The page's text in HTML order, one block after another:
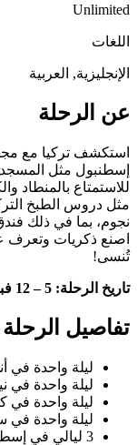
Unlimited
اللغات
الإنجليزية, العربية
عن الرحلة
استكشف تركيا مع
إسطنبول مثل المسجد
للاستمتاع بالمنطاد
نجوم، بما في ذلك
اصنع ذكريات وتعرف
تُنسى!
تاريخ الرحلة: 5 – 12 فبراير
تفاصيل الرحلة
ليلة واحدة في
ليلة واحدة في
ليلة واحدة في
ليلة واحدة في
3 ليالي في إسطنبول